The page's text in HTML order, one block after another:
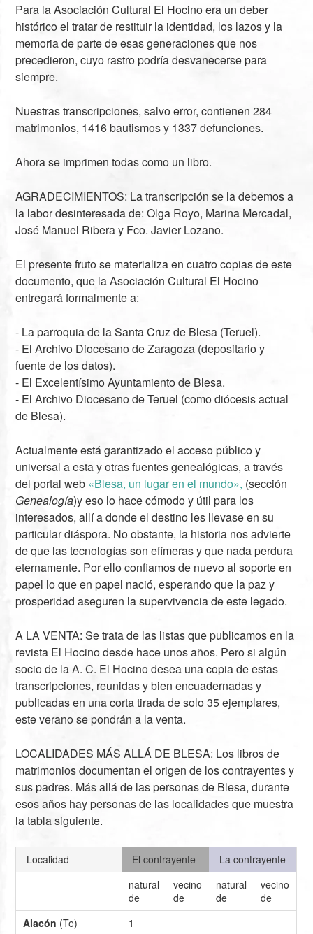
Para la Asociación Cultural El Hocino era un deber
histórico el tratar de restituir la identidad, los lazos y la
memoria de parte de esas generaciones que nos
precedieron, cuyo rastro podría desvanecerse para
siempre.
Nuestras transcripciones, salvo error, contienen 284
matrimonios, 1416 bautismos y 1337 defunciones.
Ahora se imprimen todas como un libro.
AGRADECIMIENTOS: La transcripción se la debemos a
la labor desinteresada de: Olga Royo, Marina Mercadal,
José Manuel Ribera y Fco. Javier Lozano.
El presente fruto se materializa en cuatro copias de este
documento, que la Asociación Cultural El Hocino
entregará formalmente a:
- La parroquia de la Santa Cruz de Blesa (Teruel).
- El Archivo Diocesano de Zaragoza (depositario y
fuente de los datos).
- El Excelentísimo Ayuntamiento de Blesa.
- El Archivo Diocesano de Teruel (como diócesis actual
de Blesa).
Actualmente está garantizado el acceso público y
universal a esta y otras fuentes genealógicas, a través
del portal web «Blesa, un lugar en el mundo», (sección
Genealogía)y eso lo hace cómodo y útil para los
interesados, allí a donde el destino les llevase en su
particular diáspora. No obstante, la historia nos advierte
de que las tecnologías son efímeras y que nada perdura
eternamente. Por ello confiamos de nuevo al soporte en
papel lo que en papel nació, esperando que la paz y
prosperidad aseguren la supervivencia de este legado.
A LA VENTA: Se trata de las listas que publicamos en la
revista El Hocino desde hace unos años. Pero si algún
socio de la A. C. El Hocino desea una copia de estas
transcripciones, reunidas y bien encuadernadas y
publicadas en una corta tirada de solo 35 ejemplares,
este verano se pondrán a la venta.
LOCALIDADES MÁS ALLÁ DE BLESA: Los libros de
matrimonios documentan el origen de los contrayentes y
sus padres. Más allá de las personas de Blesa, durante
esos años hay personas de las localidades que muestra
la tabla siguiente.
Localidad El contrayente
La contrayente
natural
de
vecino
de
natural
de
vecino
de
Alacón (Te) 1